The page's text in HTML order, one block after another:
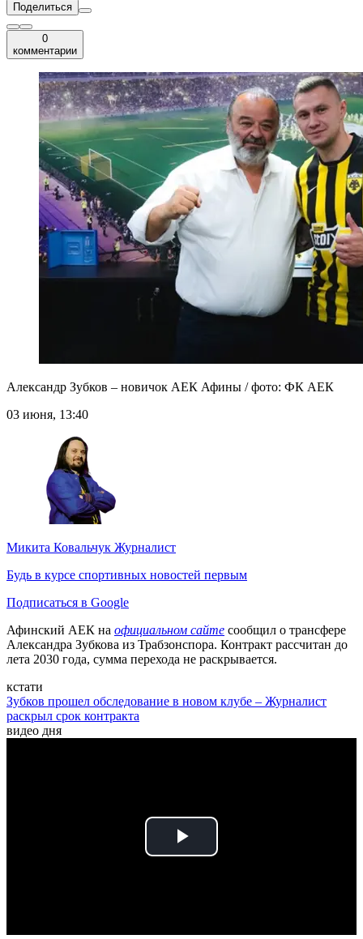
Поделиться
0
комментарии
Александр Зубков – новичок АЕК Афины / фото: ФК АЕК
03 июня, 13:40
Микита Ковальчук Журналист
Будь в курсе спортивных новостей первым
Подписаться в Google
Афинский АЕК на официальном сайте сообщил о трансфере
Александра Зубкова из Трабзонспора. Контракт рассчитан до
лета 2030 года, сумма перехода не раскрывается.
кстати
Зубков прошел обследование в новом клубе – Журналист
раскрыл срок контракта
видео дня
Play